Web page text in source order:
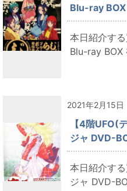
Blu-ray BOX
本日紹介す
Blu-ray BOX
2021年2月15日
【4階UFO(
ジャ DVD-
本日紹介す
ジャ DVD-